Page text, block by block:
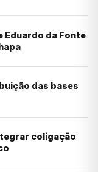
Eduardo da Fonte
das bases
coligação